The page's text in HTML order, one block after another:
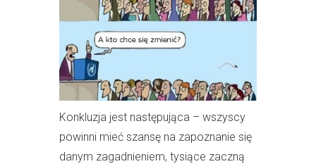
Konkluzja jest następująca – wszyscy
powinni mieć szansę na zapoznanie się
danym zagadnieniem, tysiące zaczną